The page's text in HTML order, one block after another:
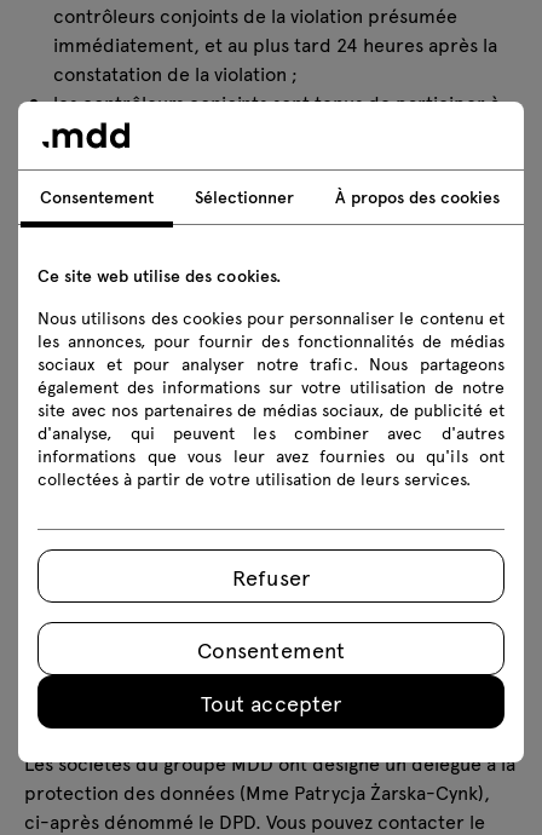
contrôleurs conjoints de la violation présumée
immédiatement, et au plus tard 24 heures après la
constatation de la violation ;
les contrôleurs conjoints sont tenus de participer à
l'enquête sur la violation constatée. Le contrôleur
procéder à une analyse préliminaire du risque que
représente la violation pour les droits et libertés des
résultats aux autres contrôleurs conjoints ;
base des résultats de l'analyse des risques effectuée
- décident conjointement de la notification de la
violation à l'autorité de contrôle compétente et aux
personnes concernées et désignent le responsable
conjoint du traitement chargé de la mise en œuvre
des obligations d'information susmentionnées.
vos données personnelles ?
Vous souhaitez nous informer d'une violation de la
protection de vos données personnelles, nous envoyer
une demande concernant vos droits en tant que
personne concernée ? Vous avez des questions ou des
inquiétudes concernant la protection de vos données
personnelles ?
Les sociétés du groupe MDD ont désigné un délégué à la
protection des données (Mme Patrycja Żarska-Cynk),
ci-après dénommé le DPD. Vous pouvez contacter le
Consentement Sélectionner À propos des cookies
Ce site web utilise des cookies.
Nous utilisons des cookies pour personnaliser le contenu et
les annonces, pour fournir des fonctionnalités de médias
sociaux et pour analyser notre trafic. Nous partageons
également des informations sur votre utilisation de notre
site avec nos partenaires de médias sociaux, de publicité et
d'analyse, qui peuvent les combiner avec d'autres
informations que vous leur avez fournies ou qu'ils ont
collectées à partir de votre utilisation de leurs services.
Refuser
Consentement
Tout accepter